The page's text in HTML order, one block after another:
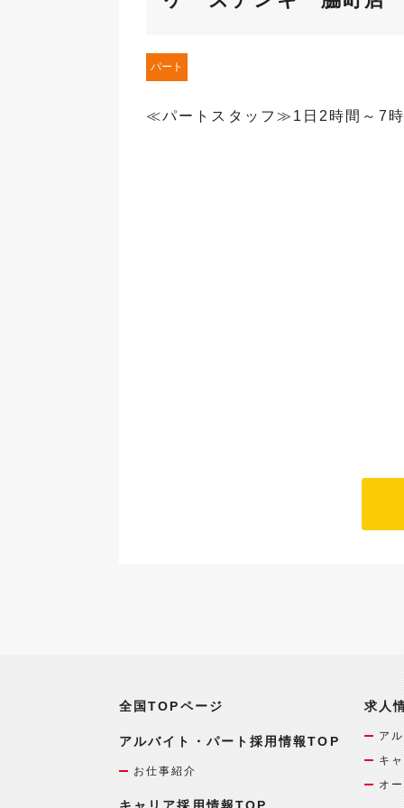
パート
≪パートスタッフ≫1日2時間～7時
全国TOPページ
アルバイト・パート採用情報TOP
お仕事紹介
キャリア採用情報TOP
求人
ア
キ
オ